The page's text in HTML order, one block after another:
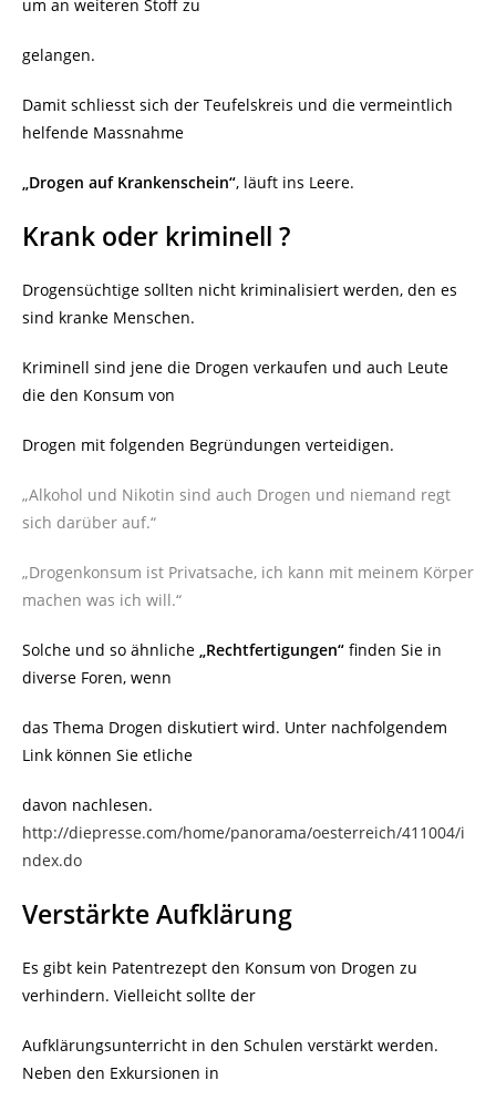
um an weiteren Stoff zu
gelangen.
Damit schliesst sich der Teufelskreis und die vermeintlich
helfende Massnahme
„Drogen auf Krankenschein“, läuft ins Leere.
Krank oder kriminell ?
Drogensüchtige sollten nicht kriminalisiert werden, den es
sind kranke Menschen.
Kriminell sind jene die Drogen verkaufen und auch Leute
die den Konsum von
Drogen mit folgenden Begründungen verteidigen.
„Alkohol und Nikotin sind auch Drogen und niemand regt
sich darüber auf.“
„Drogenkonsum ist Privatsache, ich kann mit meinem Körper
machen was ich will.“
Solche und so ähnliche „Rechtfertigungen“ finden Sie in
diverse Foren, wenn
das Thema Drogen diskutiert wird. Unter nachfolgendem
Link können Sie etliche
davon nachlesen.
http://diepresse.com/home/panorama/oesterreich/411004/i
ndex.do
Verstärkte Aufklärung
Es gibt kein Patentrezept den Konsum von Drogen zu
verhindern. Vielleicht sollte der
Aufklärungsunterricht in den Schulen verstärkt werden.
Neben den Exkursionen in